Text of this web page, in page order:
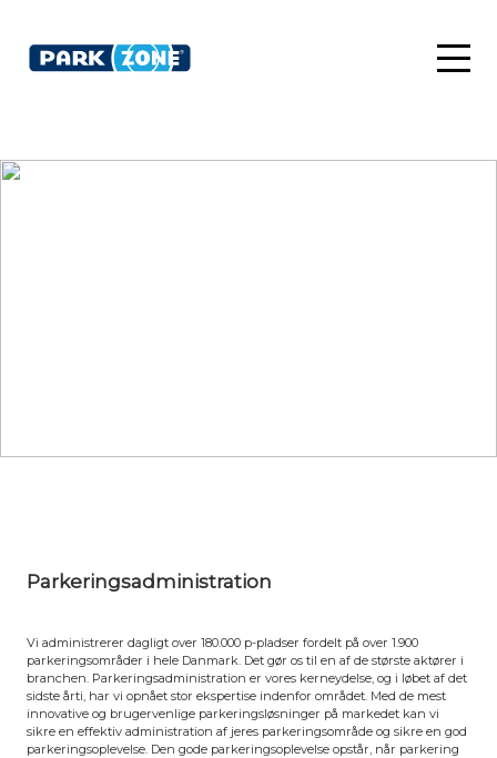
Parkeringsadministration
Vi administrerer dagligt over 180.000 p-pladser fordelt på over 1.900
parkeringsområder i hele Danmark. Det gør os til en af de største aktører i
branchen. Parkeringsadministration er vores kerneydelse, og i løbet af det
sidste årti, har vi opnået stor ekspertise indenfor området. Med de mest
innovative og brugervenlige parkeringsløsninger på markedet kan vi
sikre en effektiv administration af jeres parkeringsområde og sikre en god
parkeringsoplevelse. Den gode parkeringsoplevelse opstår, når parkering